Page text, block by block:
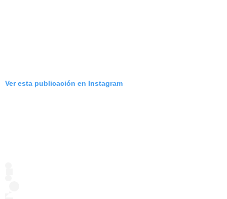
Ver esta publicación en Instagram